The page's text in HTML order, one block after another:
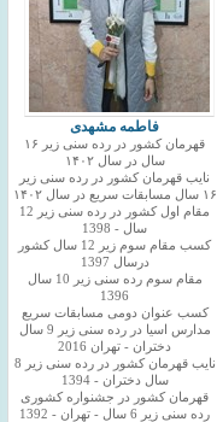
فاطمه مشهدی
قهرمان کشور در رده سنی زیر ۱۶
سال در سال ۱۴۰۲
نایب قهرمان کشور در رده سنی زیر
۱۶ سال مسابقات سریع در سال ۱۴۰۲
مقام اول کشور در رده سنی زیر 12
سال - 1398
کسب مقام سوم زیر 12 سال کشور
درسال 1397
مقام سوم رده سنی زیر 10 سال
1396
کسب عنوان دومی مسابقات سریع
مدارس اسیا در رده سنی زیر 9 سال
دختران - تهران 2016
نایب قهرمان کشور در رده سنی زیر 8
سال دختران - 1394
قهرمان کشور در جشنواره کشوری
رده سنی زیر 6 سال - تهران - 1392